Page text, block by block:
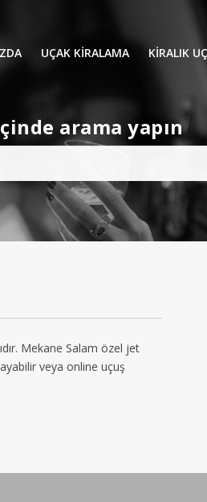
UÇAK KİRALAMA
İŞ GEZİLERİ TATİL
AVİONE JET CARD
KIRALIK
VIP
KÜÇÜK
ORTA
YOLCU
arama yapın
Mekane Salam özel jet
veya online uçuş